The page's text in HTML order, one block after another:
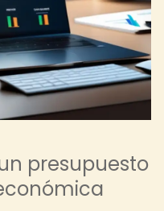
presupuesto